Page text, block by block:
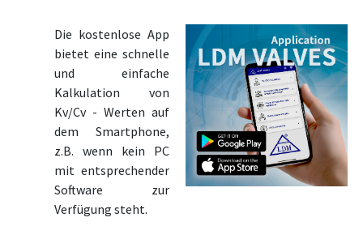
Die kostenlose App
bietet eine schnelle
und einfache
Kalkulation von
Kv/Cv - Werten auf
dem Smartphone,
z.B. wenn kein PC
mit entsprechender
Software zur
Verfügung steht.